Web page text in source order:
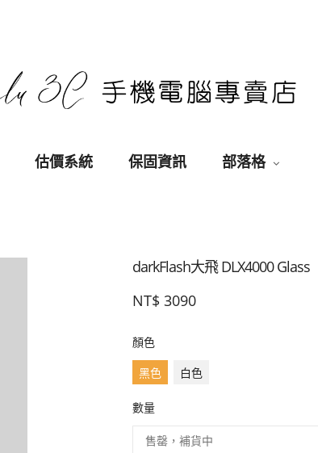
估價系統 保固資訊 部落格
darkFlash大飛 DLX4000 Glass
NT$ 3090
顏色
黑色
白色
數量